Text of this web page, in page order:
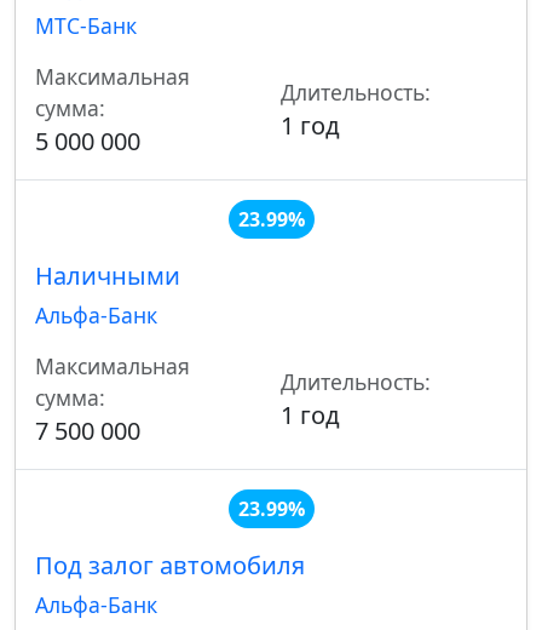
МТС-Банк
Максимальная
сумма:
5 000 000
Длительность:
1 год
23.99%
Наличными
Альфа-Банк
Максимальная
сумма:
7 500 000
Длительность:
1 год
23.99%
Под залог автомобиля
Альфа-Банк